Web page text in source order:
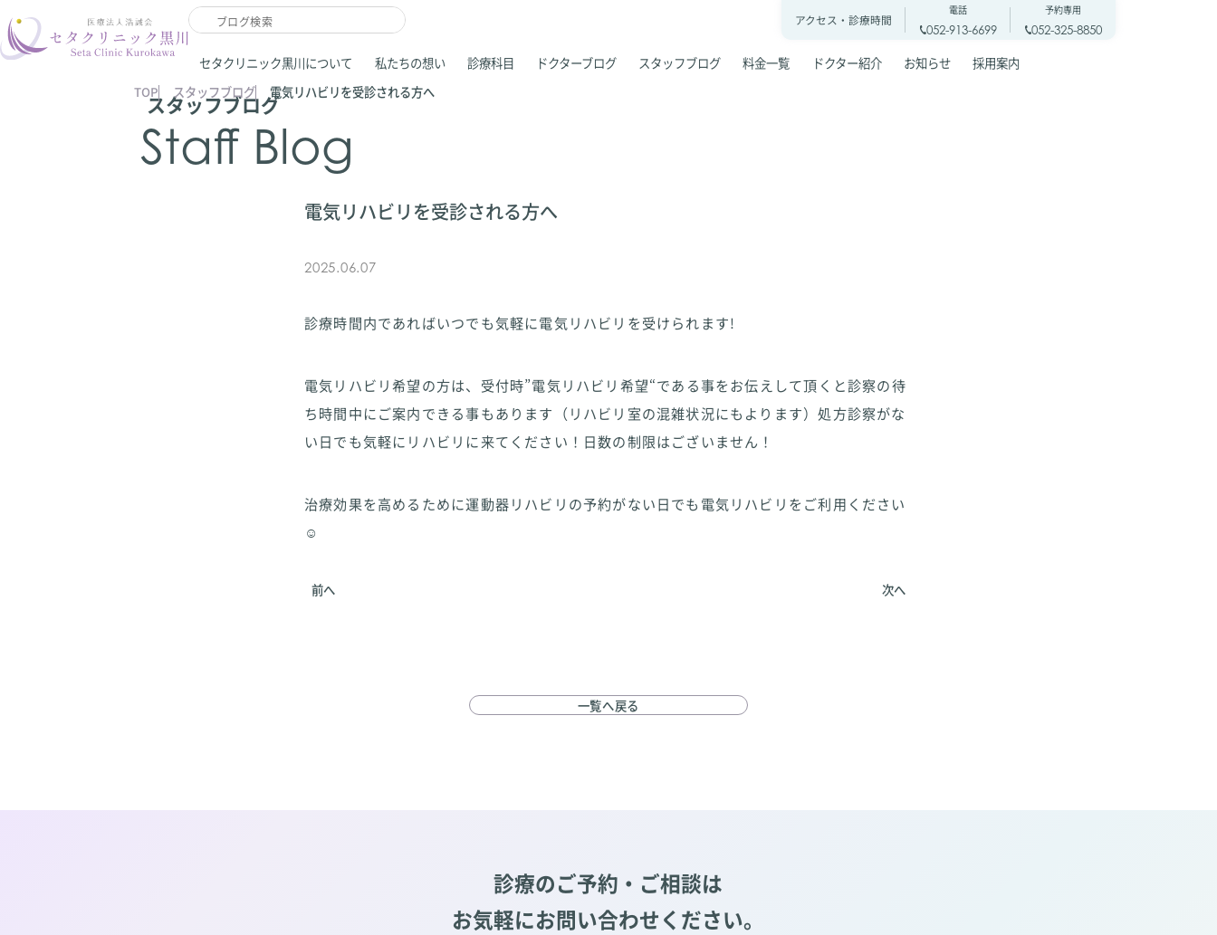
アクセス・診療時間
電話
052-913-6699
予約専用
052-325-8850
セタクリニック黒川について 私たちの想い 診療科目 ドクターブログ スタッフブログ 料金一覧 ドクター紹介 お知らせ 採用案内
スタッフブログ
Staff Blog
TOP スタッフブログ 電気リハビリを受診される方へ
電気リハビリを受診される方へ
2025.06.07
診療時間内であればいつでも気軽に電気リハビリを受けられます!
電気リハビリ希望の方は、受付時”電気リハビリ希望“である事をお伝えして頂くと診察の待
ち時間中にご案内できる事もあります（リハビリ室の混雑状況にもよります）処方診察がな
い日でも気軽にリハビリに来てください！日数の制限はございません！
治療効果を高めるために運動器リハビリの予約がない日でも電気リハビリをご利用ください
☺️
前へ 次へ
一覧へ戻る
診療のご予約・ご相談は
お気軽にお問い合わせください。